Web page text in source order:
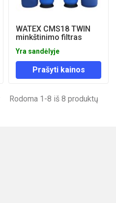
WATEX CMS18 TWIN
minkštinimo filtras
Yra sandėlyje
Prašyti kainos
Rodoma 1-8 iš 8 produktų